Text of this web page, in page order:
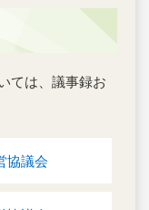
ては、議事録お
協議会